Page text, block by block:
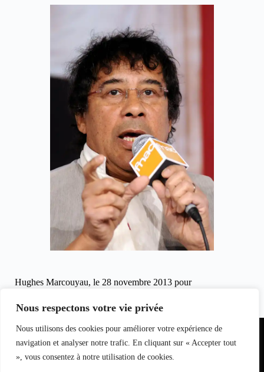
Nous respectons votre vie privée
Nous utilisons des cookies pour améliorer votre expérience de
navigation et analyser notre trafic. En cliquant sur « Accepter tout
», vous consentez à notre utilisation de cookies.
Hughes Marcouyau, le 28 novembre 2013 pour
Crédit photo : Hugues. Marcouyau
Equipe du
magazine
Contact Partenariat
nfo
pectacle